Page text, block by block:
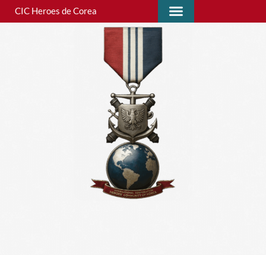
CIC Heroes de Corea